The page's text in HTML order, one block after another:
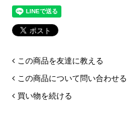
この商品を友達に教える
この商品について問い合わせる
買い物を続ける